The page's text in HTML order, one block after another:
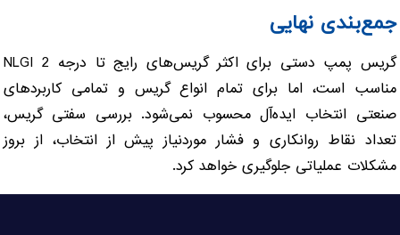
جمع‌بندی نهایی
گریس پمپ دستی برای اکثر گریس‌های رایج تا درجه NLGI 2
مناسب است، اما برای تمام انواع گریس و تمامی کاربردهای
صنعتی انتخاب ایده‌آل محسوب نمی‌شود. بررسی سفتی گریس،
تعداد نقاط روانکاری و فشار موردنیاز پیش از انتخاب، از بروز
مشکلات عملیاتی جلوگیری خواهد کرد.